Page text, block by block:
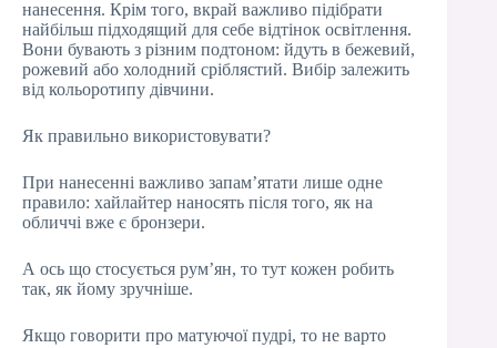
нанесення. Крім того, вкрай важливо підібрати
найбільш підходящий для себе відтінок освітлення.
Вони бувають з різним подтоном: йдуть в бежевий,
рожевий або холодний сріблястий. Вибір залежить
від кольоротипу дівчини.
Як правильно використовувати?
При нанесенні важливо запам’ятати лише одне
правило: хайлайтер наносять після того, як на
обличчі вже є бронзери.
А ось що стосується рум’ян, то тут кожен робить
так, як йому зручніше.
Якщо говорити про матуючої пудрі, то не варто